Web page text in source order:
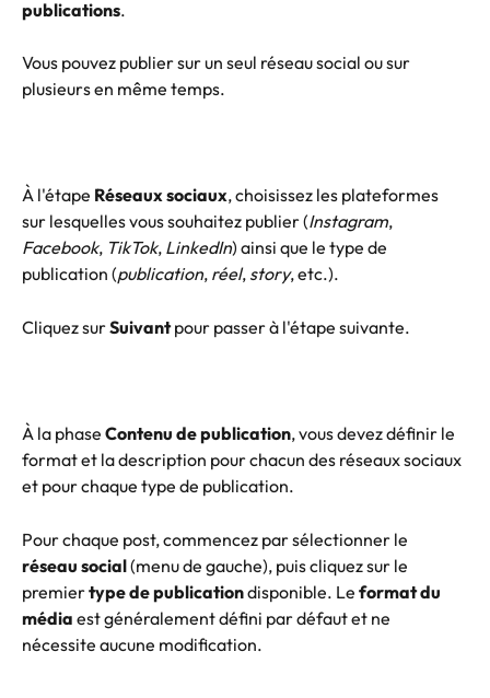
publications.
Vous pouvez publier sur un seul réseau social ou sur
plusieurs en même temps.
À l'étape Réseaux sociaux, choisissez les plateformes
sur lesquelles vous souhaitez publier (Instagram,
Facebook, TikTok, LinkedIn) ainsi que le type de
publication (publication, réel, story, etc.).
Cliquez sur Suivant pour passer à l'étape suivante.
À la phase Contenu de publication, vous devez définir le
format et la description pour chacun des réseaux sociaux
et pour chaque type de publication.
Pour chaque post, commencez par sélectionner le
réseau social (menu de gauche), puis cliquez sur le
premier type de publication disponible. Le format du
média est généralement défini par défaut et ne
nécessite aucune modification.